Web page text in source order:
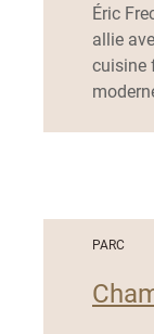
Éric
allie
cuisine
PARC